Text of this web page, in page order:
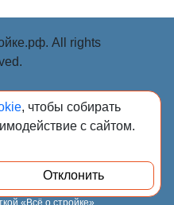
предприниматель
2018-2026.
издания «Всё о
Федеральной службой по
технологий и
13.03.2023 за
Эл № ФС77-84949)
, чтобы собирать
с сайтом.
Отклонить